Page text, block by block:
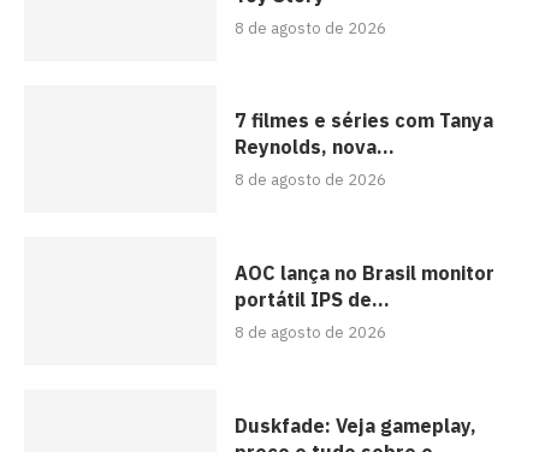
8 de agosto de 2026
7 filmes e séries com Tanya
Reynolds, nova...
8 de agosto de 2026
AOC lança no Brasil monitor
portátil IPS de...
8 de agosto de 2026
Duskfade: Veja gameplay,